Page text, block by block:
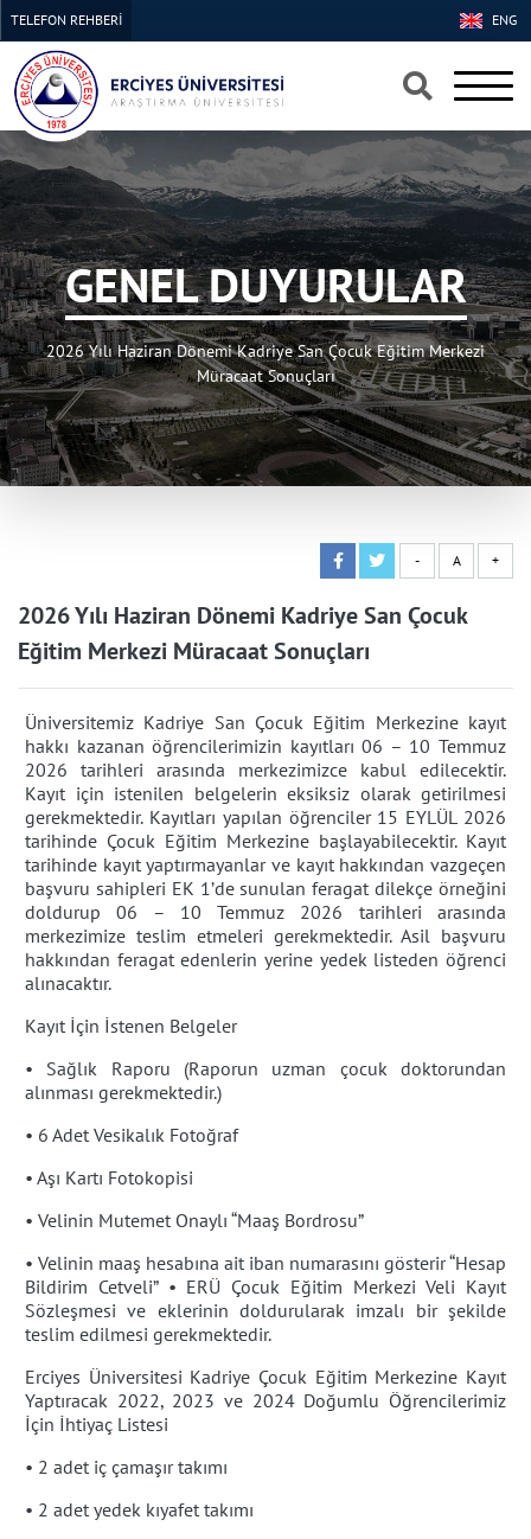
×
×
ENG
TELEFON REHBERİ
GENEL DUYURULAR
2026 Yılı Haziran Dönemi Kadriye San Çocuk Eğitim Merkezi
Müracaat Sonuçları
- A +
2026 Yılı Haziran Dönemi Kadriye San Çocuk
Eğitim Merkezi Müracaat Sonuçları
Üniversitemiz Kadriye San Çocuk Eğitim Merkezine kayıt
hakkı kazanan öğrencilerimizin kayıtları 06 – 10 Temmuz
2026 tarihleri arasında merkezimizce kabul edilecektir.
Kayıt için istenilen belgelerin eksiksiz olarak getirilmesi
gerekmektedir. Kayıtları yapılan öğrenciler 15 EYLÜL 2026
tarihinde Çocuk Eğitim Merkezine başlayabilecektir. Kayıt
tarihinde kayıt yaptırmayanlar ve kayıt hakkından vazgeçen
başvuru sahipleri EK 1’de sunulan feragat dilekçe örneğini
doldurup 06 – 10 Temmuz 2026 tarihleri arasında
merkezimize teslim etmeleri gerekmektedir. Asil başvuru
hakkından feragat edenlerin yerine yedek listeden öğrenci
alınacaktır.
Kayıt İçin İstenen Belgeler
• Sağlık Raporu (Raporun uzman çocuk doktorundan
alınması gerekmektedir.)
• 6 Adet Vesikalık Fotoğraf
• Aşı Kartı Fotokopisi
• Velinin Mutemet Onaylı “Maaş Bordrosu”
• Velinin maaş hesabına ait iban numarasını gösterir “Hesap
Bildirim Cetveli” • ERÜ Çocuk Eğitim Merkezi Veli Kayıt
Sözleşmesi ve eklerinin doldurularak imzalı bir şekilde
teslim edilmesi gerekmektedir.
Erciyes Üniversitesi Kadriye Çocuk Eğitim Merkezine Kayıt
Yaptıracak 2022, 2023 ve 2024 Doğumlu Öğrencilerimiz
İçin İhtiyaç Listesi
• 2 adet iç çamaşır takımı
• 2 adet yedek kıyafet takımı